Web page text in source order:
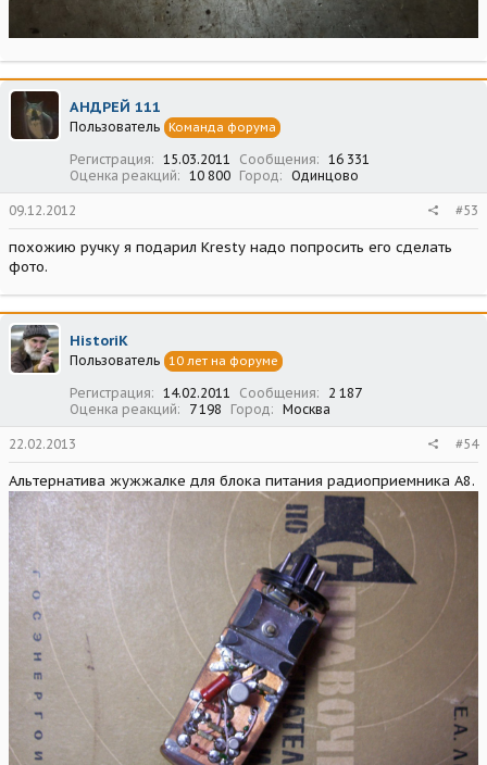
АНДРЕЙ 111
Пользователь Команда форума
Регистрация 15.03.2011 Сообщения
16 331
Оценка реакций
10 800 Город Одинцово
09.12.2012 #53
похожию ручку я подарил Krestу надо попросить его сделать
фото.
HistoriK
Пользователь 10 лет на форуме
Регистрация 14.02.2011 Сообщения
2 187
Оценка реакций
7 198 Город Москва
22.02.2013 #54
Альтернатива жужжалке для блока питания радиоприемника А8.